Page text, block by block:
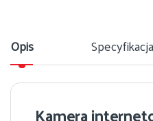
Opis Specyfikacja